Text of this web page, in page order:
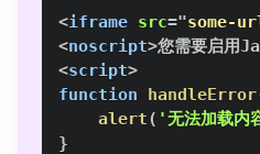
<iframe src="some-
<noscript>您需要启用
<script>
function
handleError
alert( '无法加载内
}